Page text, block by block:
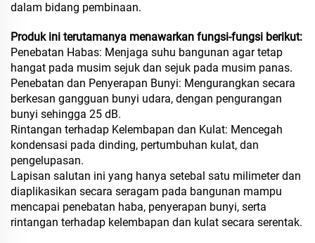
dalam bidang pembinaan.
Produk ini terutamanya menawarkan fungsi-fungsi berikut:
Penebatan Habas: Menjaga suhu bangunan agar tetap
hangat pada musim sejuk dan sejuk pada musim panas.
Penebatan dan Penyerapan Bunyi: Mengurangkan secara
berkesan gangguan bunyi udara, dengan pengurangan
bunyi sehingga 25 dB.
Rintangan terhadap Kelembapan dan Kulat: Mencegah
kondensasi pada dinding, pertumbuhan kulat, dan
pengelupasan.
Lapisan salutan ini yang hanya setebal satu milimeter dan
diaplikasikan secara seragam pada bangunan mampu
mencapai penebatan haba, penyerapan bunyi, serta
rintangan terhadap kelembapan dan kulat secara serentak.